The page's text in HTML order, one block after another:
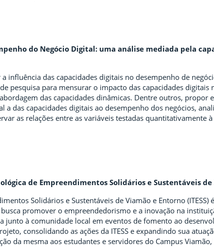
do Negócio Digital: uma análise mediada pela
influência das capacidades digitais no desempenho de
pesquisa para mensurar o impacto das capacidades digitais
das capacidades dinâmicas. Dentre outros, propor
das capacidades digitais ao desempenho dos negócios,
as relações entre as variáveis testadas quantitativamente
de Empreendimentos Solidários e Sustentáveis de
Solidários e Sustentáveis de Viamão e Entorno
busca promover o empreendedorismo e a inovação na
junto à comunidade local em eventos de fomento ao
consolidando as ações da ITESS e expandindo sua
da mesma aos estudantes e servidores do Campus